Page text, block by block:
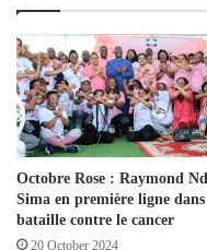
Octobre Rose : Raymond
Sima en première ligne
bataille contre le cancer
20 October 2024